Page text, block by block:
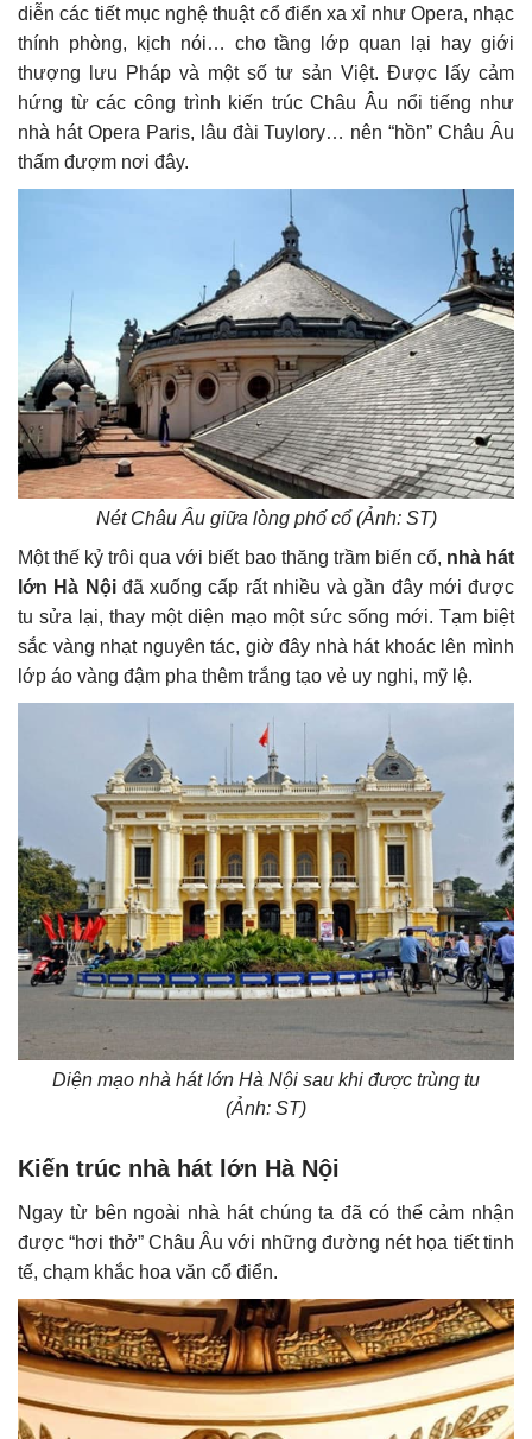
diễn các tiết mục nghệ thuật cổ điển xa xỉ như Opera, nhạc
thính phòng, kịch nói… cho tầng lớp quan lại hay giới
thượng lưu Pháp và một số tư sản Việt. Được lấy cảm
hứng từ các công trình kiến trúc Châu Âu nổi tiếng như
nhà hát Opera Paris, lâu đài Tuylory… nên “hồn” Châu Âu
thấm đượm nơi đây.
Nét Châu Âu giữa lòng phố cổ (Ảnh: ST)
Một thế kỷ trôi qua với biết bao thăng trầm biến cố, nhà hát
lớn Hà Nộiđã xuống cấp rất nhiều và gần đây mới được
tu sửa lại, thay một diện mạo một sức sống mới. Tạm biệt
sắc vàng nhạt nguyên tác, giờ đây nhà hát khoác lên mình
lớp áo vàng đậm pha thêm trắng tạo vẻ uy nghi, mỹ lệ.
Diện mạo nhà hát lớn Hà Nội sau khi được trùng tu
(Ảnh: ST)
Kiến trúc nhà hát lớn Hà Nội
Ngay từ bên ngoài nhà hát chúng ta đã có thể cảm nhận
được “hơi thở” Châu Âu với những đường nét họa tiết tinh
tế, chạm khắc hoa văn cổ điển.